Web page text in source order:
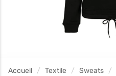
Accueil Textile Sweats